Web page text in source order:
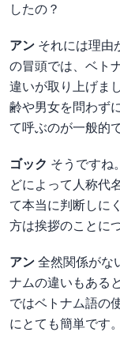
したの？
アン それには理由
の冒頭では、ベト
違いが取り上げま
齢や男女を問わず
て呼ぶのが一般的
ゴック そうですね
どによって人称代
て本当に判断しに
方は挨拶のことに
アン 全然関係がな
ナムの違いもある
ではベトナム語の
にとても簡単です。